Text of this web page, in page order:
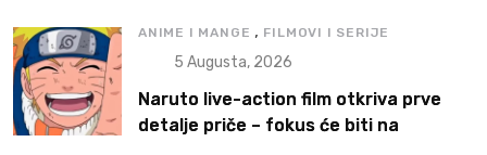
ANIME I MANGE , FILMOVI I SERIJE
5 Augusta, 2026
Naruto live-action film otkriva prve
detalje priče – fokus će biti na